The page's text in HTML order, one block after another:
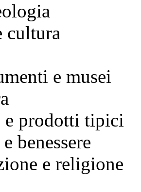
cultura
e musei
e prodotti tipici
benessere
e religione